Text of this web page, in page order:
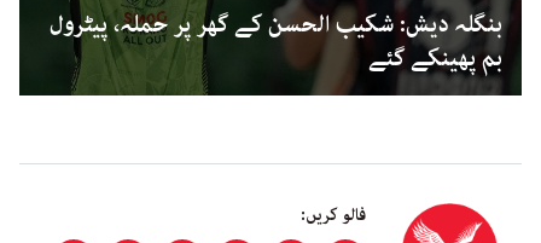
بنگلہ دیش: شکیب الحسن کے گھر پر حملہ، پیٹرول
بم پھینکے گئے
فالو کریں: